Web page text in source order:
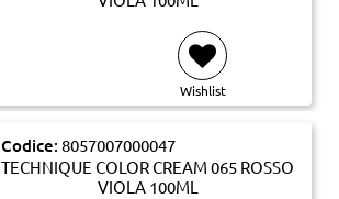
Wishlist
Codice: 8057007000047
TECHNIQUE COLOR CREAM 065 ROSSO
VIOLA 100ML